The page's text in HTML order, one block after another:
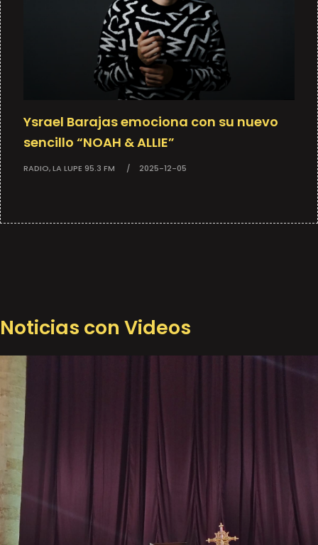
Ysrael Barajas emociona con su nuevo
sencillo “NOAH & ALLIE”
RADIO, LA LUPE 95.3 FM 2025-12-05
Noticias con Videos